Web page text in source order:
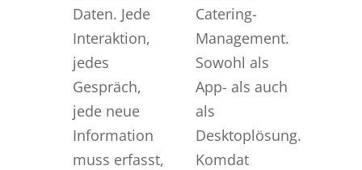
Daten. Jede
Interaktion,
jedes
Gespräch,
jede neue
Information
muss erfasst,
Catering-
Management.
Sowohl als
App- als auch
als
Desktoplösung.
Komdat